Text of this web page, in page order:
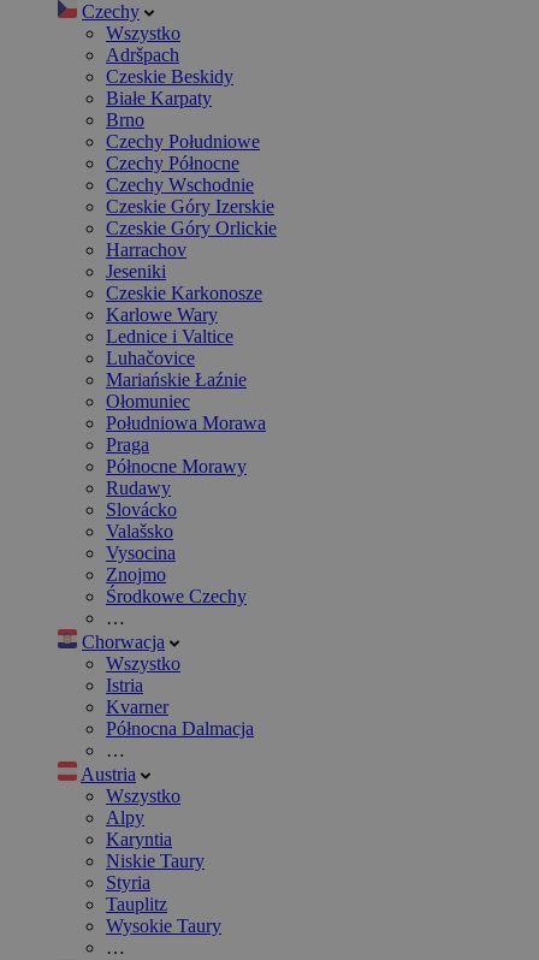
Czechy
Wszystko
Adršpach
Czeskie Beskidy
Białe Karpaty
Brno
Czechy Południowe
Czechy Północne
Czechy Wschodnie
Czeskie Góry Izerskie
Czeskie Góry Orlickie
Harrachov
Jeseniki
Czeskie Karkonosze
Karlowe Wary
Lednice i Valtice
Luhačovice
Mariańskie Łaźnie
Ołomuniec
Południowa Morawa
Praga
Północne Morawy
Rudawy
Slovácko
Valašsko
Vysocina
Znojmo
Środkowe Czechy
…
Chorwacja
Wszystko
Istria
Kvarner
Północna Dalmacja
…
Austria
Wszystko
Alpy
Karyntia
Niskie Taury
Styria
Tauplitz
Wysokie Taury
…